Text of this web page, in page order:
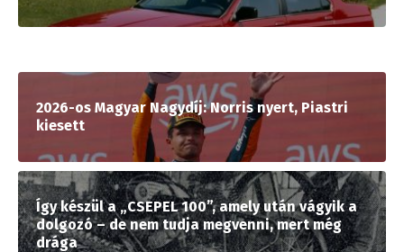
2026-os Magyar Nagydíj: Norris nyert, Piastri
kiesett
Így készül a „CSEPEL 100”, amely után vágyik a
dolgozó – de nem tudja megvenni, mert még
drága